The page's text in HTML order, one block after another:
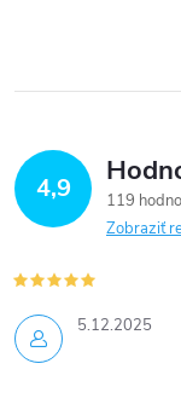
4,9
119
Zobraziť
5.12.2025